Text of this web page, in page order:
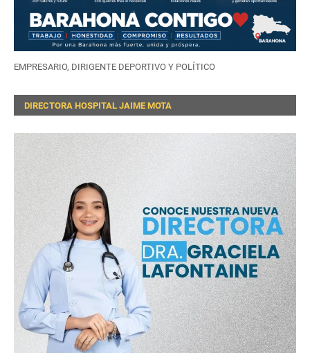
EMPRESARIO, DIRIGENTE DEPORTIVO Y POLÍTICO
DIRECTORA HOSPITAL JAIME MOTA